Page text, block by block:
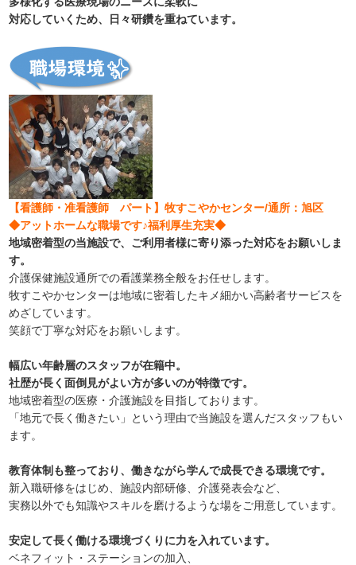
対応していくため、日々研鑽を重ねています。
【看護師・准看護師 パート】牧すこやかセンター/通所：旭区
◆アットホームな職場です♪福利厚生充実◆
地域密着型の当施設で、ご利用者様に寄り添った対応をお願いしま
す。
介護保健施設通所での看護業務全般をお任せします。
牧すこやかセンターは地域に密着したキメ細かい高齢者サービスを
めざしています。
笑顔で丁寧な対応をお願いします。
幅広い年齢層のスタッフが在籍中。
社歴が長く面倒見がよい方が多いのが特徴です。
地域密着型の医療・介護施設を目指しております。
「地元で長く働きたい」という理由で当施設を選んだスタッフもい
ます。
教育体制も整っており、働きながら学んで成長できる環境です。
新入職研修をはじめ、施設内部研修、介護発表会など、
実務以外でも知識やスキルを磨けるような場をご用意しています。
安定して長く働ける環境づくりに力を入れています。
ベネフィット・ステーションの加入、